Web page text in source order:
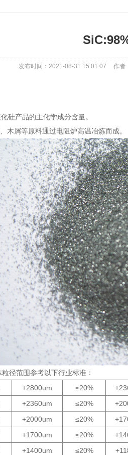
发布时间：2021-08-31 15:01:07 作者
硅产品的主化学成分含量。
木屑等原料通过电阻炉高温冶炼而成。
径范围参考以下行业标准：
+2800um ≤20%
+2360um ≤20%
+2000um ≤20%
+1700um ≤20%
+1400um ≤20%